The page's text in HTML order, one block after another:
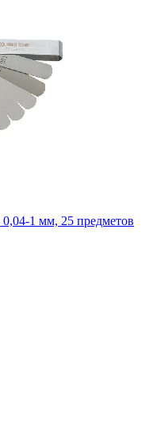
1 мм, 25 предметов